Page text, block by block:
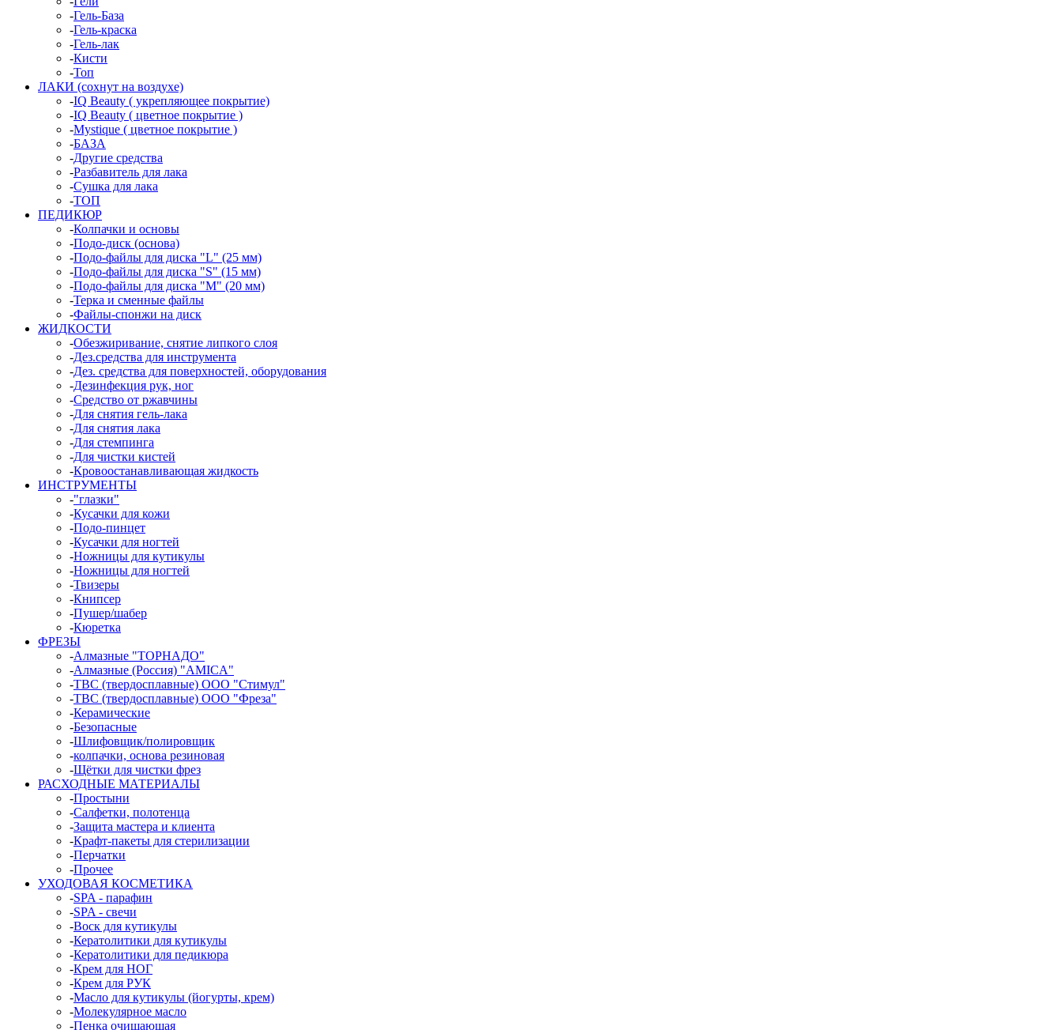
-Гель-База
-Гель-краска
-Гель-лак
-Кисти
-Топ
ЛАКИ (сохнут на воздухе)
-IQ Beauty ( укрепляющее покрытие)
-IQ Beauty ( цветное покрытие )
-Mystique ( цветное покрытие )
-БАЗА
-Другие средства
-Разбавитель для лака
-Сушка для лака
-ТОП
ПЕДИКЮР
-Колпачки и основы
-Подо-диск (основа)
-Подо-файлы для диска "L" (25 мм)
-Подо-файлы для диска "S" (15 мм)
-Подо-файлы для диска "М" (20 мм)
-Терка и сменные файлы
-Файлы-спонжи на диск
ЖИДКОСТИ
-Обезжиривание, снятие липкого слоя
-Дез.средства для инструмента
-Дез. средства для поверхностей, оборудования
-Дезинфекция рук, ног
-Средство от ржавчины
-Для снятия гель-лака
-Для снятия лака
-Для стемпинга
-Для чистки кистей
-Кровоостанавливающая жидкость
ИНСТРУМЕНТЫ
-"глазки"
-Кусачки для кожи
-Подо-пинцет
-Кусачки для ногтей
-Ножницы для кутикулы
-Ножницы для ногтей
-Твизеры
-Книпсер
-Пушер/шабер
-Кюретка
ФРЕЗЫ
-Алмазные "ТОРНАДО"
-Алмазные (Россия) "AMICA"
-ТВС (твердосплавные) ООО "Стимул"
-ТВС (твердосплавные) ООО "Фреза"
-Керамические
-Безопасные
-Шлифовщик/полировщик
-колпачки, основа резиновая
-Щётки для чистки фрез
РАСХОДНЫЕ МАТЕРИАЛЫ
-Простыни
-Салфетки, полотенца
-Защита мастера и клиента
-Крафт-пакеты для стерилизации
-Перчатки
-Прочее
УХОДОВАЯ КОСМЕТИКА
-SPA - парафин
-SPA - свечи
-Воск для кутикулы
-Кератолитики для кутикулы
-Кератолитики для педикюра
-Крем для НОГ
-Крем для РУК
-Масло для кутикулы (йогурты, крем)
-Молекулярное масло
-Пенка очищающая